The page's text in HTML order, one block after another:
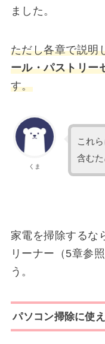
ました。
ただし各章で説明
ール・パストリー
す。
くま
これ
含む
家電を掃除するな
リーナー（5章参
う。
パソコン掃除に使